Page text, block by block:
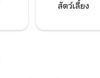
สัตว์เลี้ยง